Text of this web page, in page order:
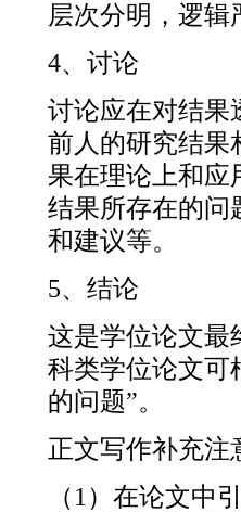
层次分明，逻辑
4、讨论
讨论应在对结果
前人的研究结果
果在理论上和应
结果所存在的问
和建议等。
5、结论
这是学位论文最
科类学位论文可
的问题”。
正文写作补充注
（1）在论文中